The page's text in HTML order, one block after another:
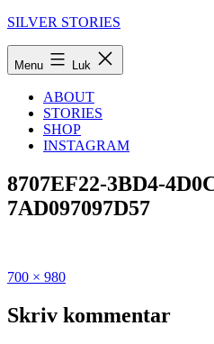
Fortsæt
SILVER STORIES
Menu Luk
ABOUT
STORIES
SHOP
INSTAGRAM
8707EF22-3BD4-
7AD097097D57
Udgivet
Den
ultimative
Fuld
700 × 980
Skriv kommentar